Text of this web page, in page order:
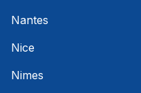
Nantes
Nice
Nimes